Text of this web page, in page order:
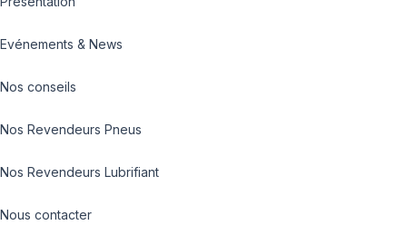
Evénements & News
Nos conseils
Nos Revendeurs Pneus
Nos Revendeurs Lubrifiant
Nous contacter